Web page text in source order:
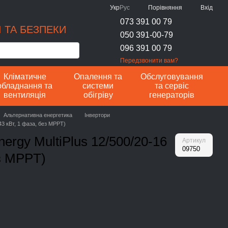
УкрРус Порівняння Вхід
БЕЗПЕКИ
073 391 00 79
050 391-00-79
096 391 00 79
Передзвонити вам?
Кліматичне
та
вентиляція
Опалення та
системи
обігріву
Обслуговування
та сервіс
генераторів
Альтернативна енергетика
Інвертори
кВт, 1 фаза, без MPPT)
MultiPlus 12/500/20-16
MPPT)
Артикул
09750